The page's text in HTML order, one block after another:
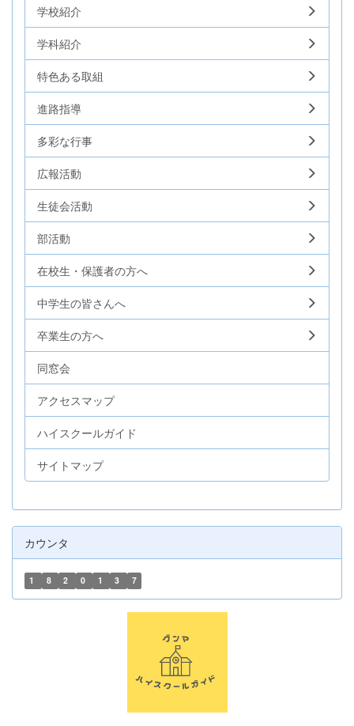
学校紹介
学科紹介
特色ある取組
進路指導
多彩な行事
広報活動
生徒会活動
部活動
在校生・保護者の方へ
中学生の皆さんへ
卒業生の方へ
同窓会
アクセスマップ
ハイスクールガイド
サイトマップ
カウンタ
1 8 2 0 1 3 7